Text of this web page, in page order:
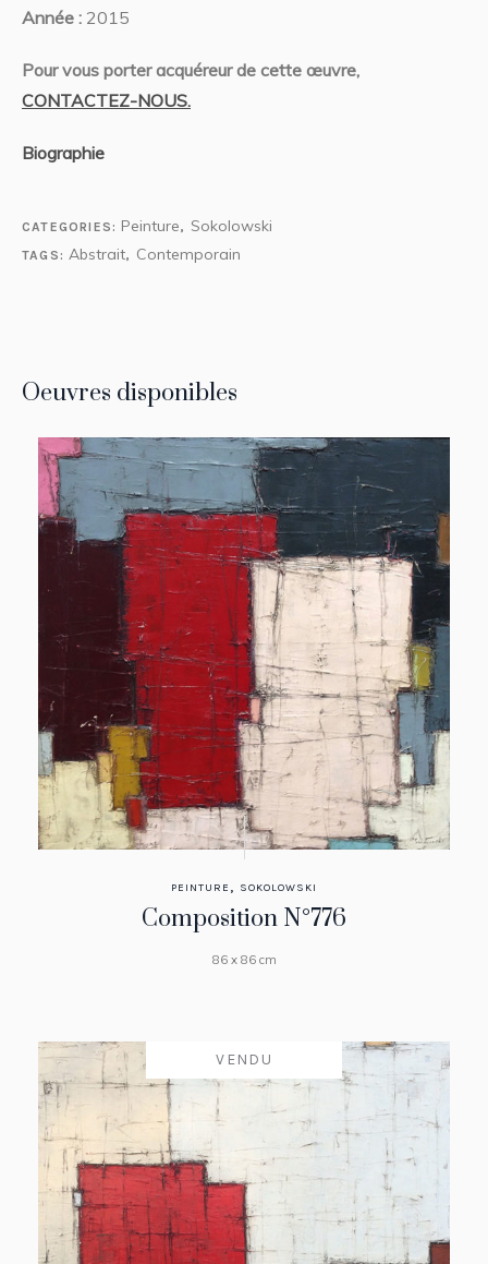
Année : 2015
Pour vous porter acquéreur de cette œuvre,
CONTACTEZ-NOUS.
Biographie
CATEGORIES: Peinture, Sokolowski
TAGS: Abstrait, Contemporain
Oeuvres disponibles
PEINTURE , SOKOLOWSKI
Composition N°776
86 x 86 cm
VENDU